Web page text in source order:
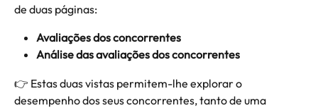
de duas páginas:
Avaliações dos concorrentes
Análise das avaliações dos concorrentes
👉 Estas duas vistas permitem-lhe explorar o
desempenho dos seus concorrentes, tanto de uma